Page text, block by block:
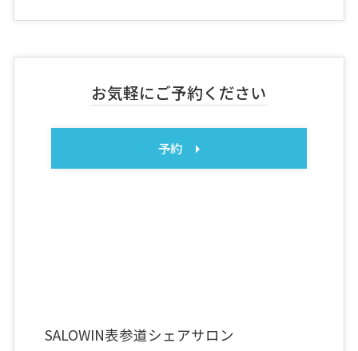
お気軽にご予約ください
予約
SALOWIN表参道シェアサロン